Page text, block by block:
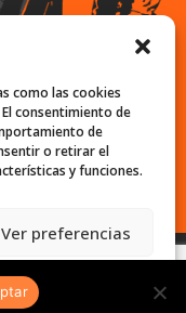
como las cookies
consentimiento de
de
o retirar el
y funciones.
Ver preferencias
de venta